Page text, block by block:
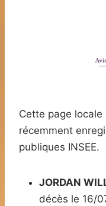
Cette page
récemment
publiques INSEE.
JORDAN
décès le 16/